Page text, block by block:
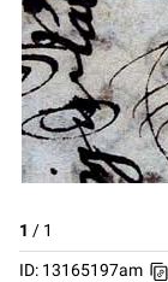
1 / 1
ID: 13165197am